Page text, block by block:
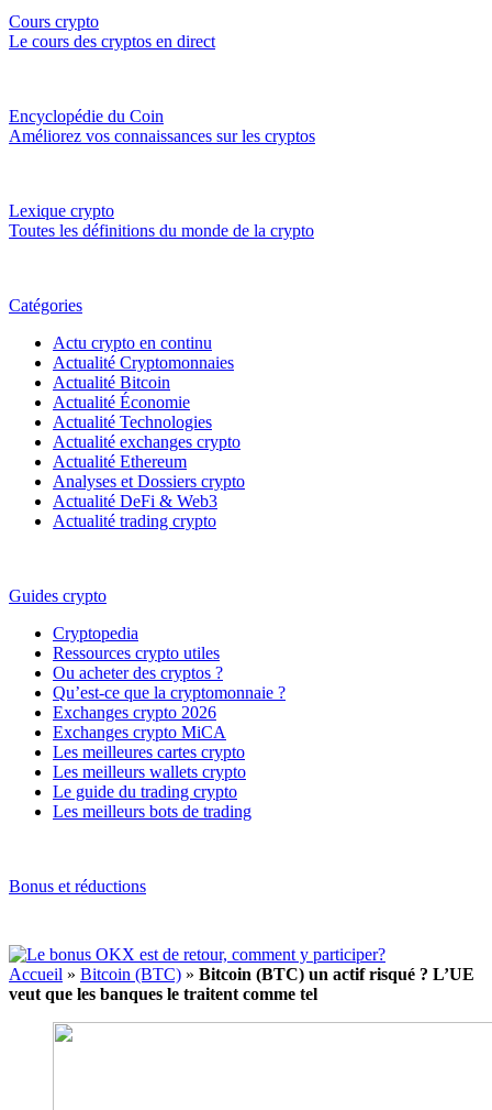
Cours crypto
Le cours des cryptos en direct
Encyclopédie du Coin
Améliorez vos connaissances sur les cryptos
Lexique crypto
Toutes les définitions du monde de la crypto
Catégories
Actu crypto en continu
Actualité Cryptomonnaies
Actualité Bitcoin
Actualité Économie
Actualité Technologies
Actualité exchanges crypto
Actualité Ethereum
Analyses et Dossiers crypto
Actualité DeFi & Web3
Actualité trading crypto
Guides crypto
Cryptopedia
Ressources crypto utiles
Ou acheter des cryptos ?
Qu’est-ce que la cryptomonnaie ?
Exchanges crypto 2026
Exchanges crypto MiCA
Les meilleures cartes crypto
Les meilleurs wallets crypto
Le guide du trading crypto
Les meilleurs bots de trading
Bonus et réductions
Accueil » Bitcoin (BTC) » Bitcoin (BTC) un actif risqué ? L’UE
veut que les banques le traitent comme tel